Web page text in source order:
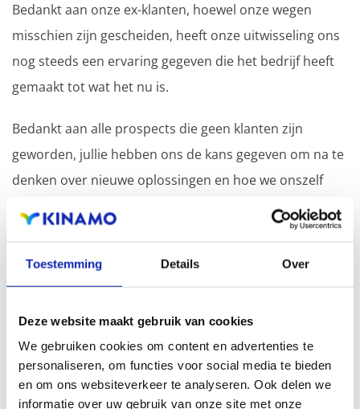
Toestemming Details Over
Deze website maakt gebruik van cookies
We gebruiken cookies om content en advertenties te
personaliseren, om functies voor social media te bieden
en om ons websiteverkeer te analyseren. Ook delen we
informatie over uw gebruik van onze site met onze
Bedankt aan onze ex-klanten, hoewel onze wegen
misschien zijn gescheiden, heeft onze uitwisseling ons
nog steeds een ervaring gegeven die het bedrijf heeft
gemaakt tot wat het nu is.
Bedankt aan alle prospects die geen klanten zijn
geworden, jullie hebben ons de kans gegeven om na te
denken over nieuwe oplossingen en hoe we onszelf
En last but not least, een bedankt aan onze families
voor hun steun.
Sophies bedankje
Digitaal expert & Projectmanager